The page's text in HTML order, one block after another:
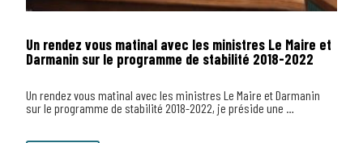
Un rendez vous matinal avec les ministres Le Maire et
Darmanin sur le programme de stabilité 2018-2022
Un rendez vous matinal avec les ministres Le Maire et Darmanin
sur le programme de stabilité 2018-2022, je préside une …